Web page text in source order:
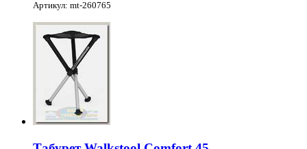
Артикул: mt-260765